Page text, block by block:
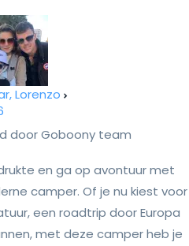
Lorenzo
door Goboony team
en ga op avontuur met
camper. Of je nu kiest voor
een roadtrip door Europa
met deze camper heb je